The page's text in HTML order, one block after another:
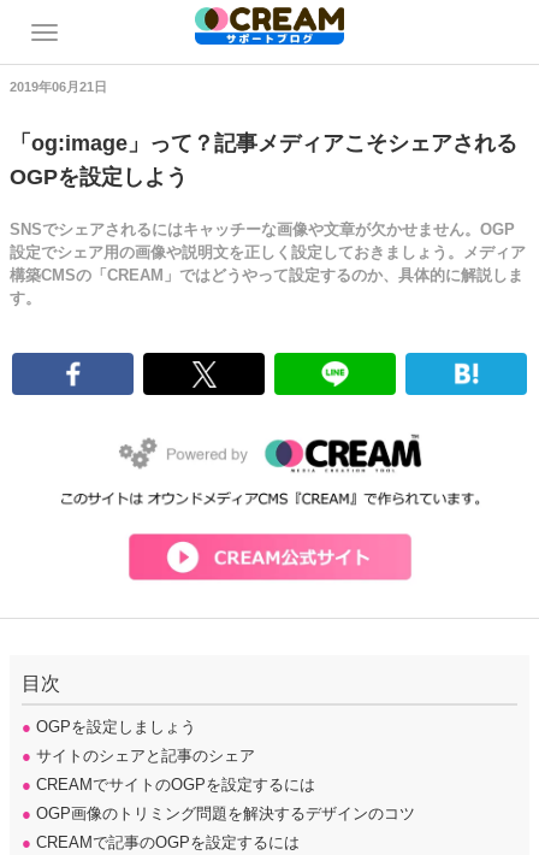
2019年06月21日
「og:image」って？記事メディアこそシェアされる
OGPを設定しよう
SNSでシェアされるにはキャッチーな画像や文章が欠かせません。OGP
設定でシェア用の画像や説明文を正しく設定しておきましょう。メディア
構築CMSの「CREAM」ではどうやって設定するのか、具体的に解説しま
す。
目次
● OGPを設定しましょう
● サイトのシェアと記事のシェア
● CREAMでサイトのOGPを設定するには
● OGP画像のトリミング問題を解決するデザインのコツ
● CREAMで記事のOGPを設定するには